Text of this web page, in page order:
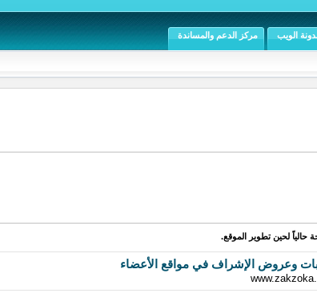
الويب مركز الدعم والمساندة
حالياً لحين تطوير الموقع.
وعروض الإشراف في مواقع الأعضاء